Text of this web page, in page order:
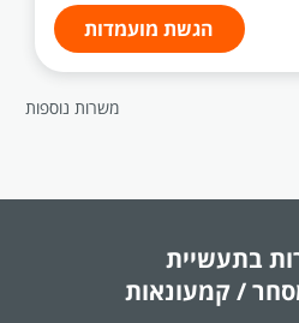
הגשת מועמדות
משרות נוספות
בתעשיית
/ קמעונאות